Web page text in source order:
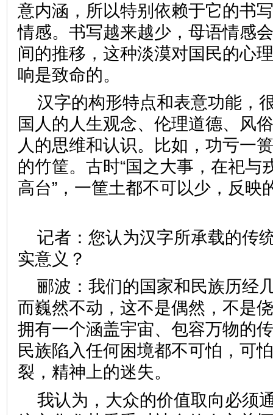
意内涵，所以特别依赖于它的书
情感。书写越来越少，母语情感
间的推移，这种淡漠对国民的心
响是致命的。
汉字的构形特点和表意功能，
国人的人生观念、伦理道德、风
人的思维和认识。比如，功亏一
的竹筐。古时“国之大事，在祀与
高台”，一筐土都不可以少，反映
记者：您认为汉字所承载的传
实意义？
郦波：我们的国家和民族历经
而巍然不动，这不是偶然，不是
拥有一个涵盖宇宙、包容万物的
民族陷入任何困境都不可怕，可
裂，精神上的迷失。
我认为，大众的价值取向必须